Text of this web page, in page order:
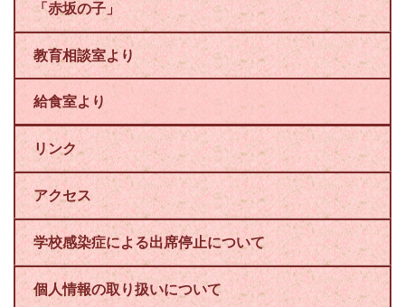
「赤坂の子」
教育相談室より
給食室より
リンク
アクセス
学校感染症による出席停止について
個人情報の取り扱いについて